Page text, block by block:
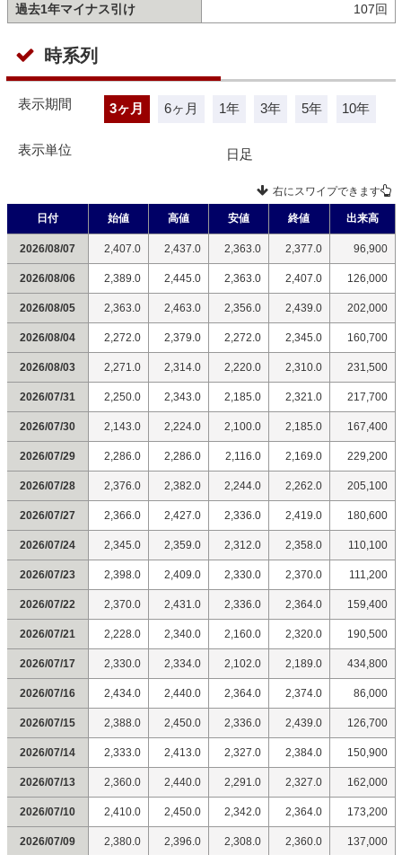
過去1年マイナス引け
107回
時系列
表示期間 3ヶ月 6ヶ月 1年 3年 5年 10年
表示単位 日足
右にスワイプできます
日付 始値 高値 安値 終値 出来高
2026/08/07 2,407.0 2,437.0 2,363.0 2,377.0 96,900
2026/08/06 2,389.0 2,445.0 2,363.0 2,407.0 126,000
2026/08/05 2,363.0 2,463.0 2,356.0 2,439.0 202,000
2026/08/04 2,272.0 2,379.0 2,272.0 2,345.0 160,700
2026/08/03 2,271.0 2,314.0 2,220.0 2,310.0 231,500
2026/07/31 2,250.0 2,343.0 2,185.0 2,321.0 217,700
2026/07/30 2,143.0 2,224.0 2,100.0 2,185.0 167,400
2026/07/29 2,286.0 2,286.0 2,116.0 2,169.0 229,200
2026/07/28 2,376.0 2,382.0 2,244.0 2,262.0 205,100
2026/07/27 2,366.0 2,427.0 2,336.0 2,419.0 180,600
2026/07/24 2,345.0 2,359.0 2,312.0 2,358.0 110,100
2026/07/23 2,398.0 2,409.0 2,330.0 2,370.0 111,200
2026/07/22 2,370.0 2,431.0 2,336.0 2,364.0 159,400
2026/07/21 2,228.0 2,340.0 2,160.0 2,320.0 190,500
2026/07/17 2,330.0 2,334.0 2,102.0 2,189.0 434,800
2026/07/16 2,434.0 2,440.0 2,364.0 2,374.0 86,000
2026/07/15 2,388.0 2,450.0 2,336.0 2,439.0 126,700
2026/07/14 2,333.0 2,413.0 2,327.0 2,384.0 150,900
2026/07/13 2,360.0 2,440.0 2,291.0 2,327.0 162,000
2026/07/10 2,410.0 2,450.0 2,342.0 2,364.0 173,200
2026/07/09 2,380.0 2,396.0 2,308.0 2,360.0 137,000